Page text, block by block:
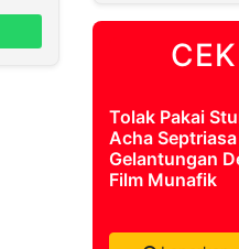
Tolak Pakai
Acha Septriasa
Gelantungan
Film Munafik